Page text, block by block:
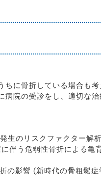
に骨折している場合も考
院の受診をし、適切な
生のリスクファクター解
う危弱性骨折による亀
の影響 (新時代の骨粗鬆